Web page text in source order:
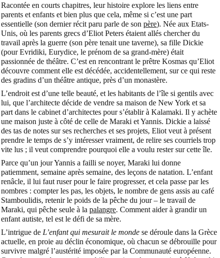
Racontée en courts chapitres, leur histoire explore les liens entre
parents et enfants et bien plus que cela, même si c’est une part
essentielle (son dernier récit paru parle de son père). Née aux Etats-
Unis, où les parents grecs d’Eliot Peters étaient allés chercher du
travail après la guerre (son père tenait une taverne), sa fille Dickie
(pour Evridiki, Eurydice, le prénom de sa grand-mère) était
passionnée de théâtre. C’est en rencontrant le prêtre Kosmas qu’Eliot
découvre comment elle est décédée, accidentellement, sur ce qui reste
des gradins d’un théâtre antique, près d’un monastère.
L’endroit est d’une telle beauté, et les habitants de l’île si gentils avec
lui, que l’architecte décide de vendre sa maison de New York et sa
part dans le cabinet d’architectes pour s’établir à Kalamaki. Il y achète
une maison juste à côté de celle de Maraki et Yannis. Dickie a laissé
des tas de notes sur ses recherches et ses projets, Eliot veut à présent
prendre le temps de s’y intéresser vraiment, de relire ses courriels trop
vite lus ; il veut comprendre pourquoi elle a voulu rester sur cette île.
Parce qu’un jour Yannis a failli se noyer, Maraki lui donne
patiemment, semaine après semaine, des leçons de natation. L’enfant
renâcle, il lui faut ruser pour le faire progresser, et cela passe par les
nombres : compter les pas, les objets, le nombre de gens assis au café
Stamboulidis, retenir le poids de la pêche du jour – le travail de
Maraki, qui pêche seule à la palangre. Comment aider à grandir un
enfant autiste, tel est le défi de sa mère.
L’intrigue de L’enfant qui mesurait le monde se déroule dans la Grèce
actuelle, en proie au déclin économique, où chacun se débrouille pour
survivre malgré l’austérité imposée par la Communauté européenne.